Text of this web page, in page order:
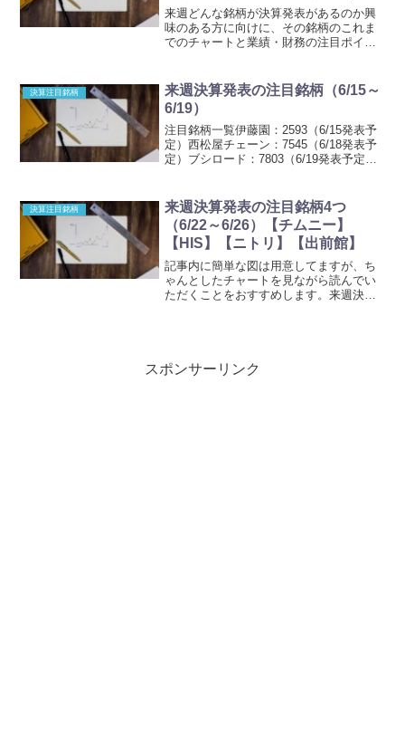
～7/22）
来週どんな銘柄が決算発表があるのか興
味のある方に向けに、その銘柄のこれま
でのチャートと業績・財務の注目ポイン
心者の方の参考になれば幸いです。来週
決算発表予定の注目銘柄リ...
決算注目銘柄
来週決算発表の注目銘柄（6/15～
6/19）
注目銘柄一覧伊藤園：2593（6/15発表予
定）西松屋チェーン：7545（6/18発表予
定）ブシロード：7803（6/19発表予定）
ます。伊藤園：2593（6/15発表...
決算注目銘柄
来週決算発表の注目銘柄4つ
（6/22～6/26）【チムニー】
【HIS】【ニトリ】【出前館】
記事内に簡単な図は用意してますが、ち
ゃんとしたチャートを見ながら読んでい
ただくことをおすすめします。来週決算
スポンサーリンク